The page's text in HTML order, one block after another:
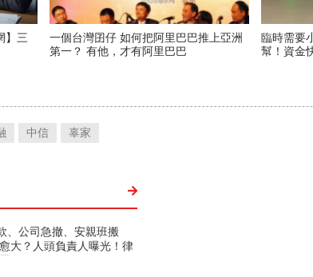
】三
一個台灣囝仔 如何把阿里巴巴推上亞洲
第一？ 有他，才有阿里巴巴
臨時需要
幫！資金
中信 辜家
、公司急撤、安親班搬
大？人頭負責人曝光！律